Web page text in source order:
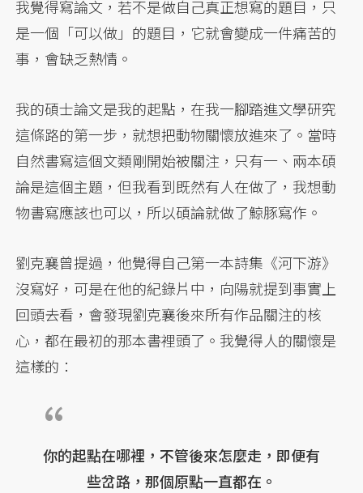
我覺得寫論文，若不是做自己真正想寫的題目，只
是一個「可以做」的題目，它就會變成一件痛苦的
事，會缺乏熱情。
我的碩士論文是我的起點，在我一腳踏進文學研究
這條路的第一步，就想把動物關懷放進來了。當時
自然書寫這個文類剛開始被關注，只有一、兩本碩
論是這個主題，但我看到既然有人在做了，我想動
物書寫應該也可以，所以碩論就做了鯨豚寫作。
劉克襄曾提過，他覺得自己第一本詩集《河下游》
沒寫好，可是在他的紀錄片中，向陽就提到事實上
回頭去看，會發現劉克襄後來所有作品關注的核
心，都在最初的那本書裡頭了。我覺得人的關懷是
這樣的：
你的起點在哪裡，不管後來怎麼走，即便有
些岔路，那個原點一直都在。